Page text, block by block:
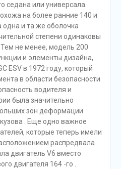
седана или универсала.
на более ранние 140 и
одна и та же оболочка
степени одинаковы
не менее, модель 200
и элементы дизайна,
ESV в 1972 году, который
в области безопасности
водителя и
была значительно
зон деформации
. Еще одно важное
которые теперь имели
распредвала .
двигатель V6 вместо
двигателя 164 -го .